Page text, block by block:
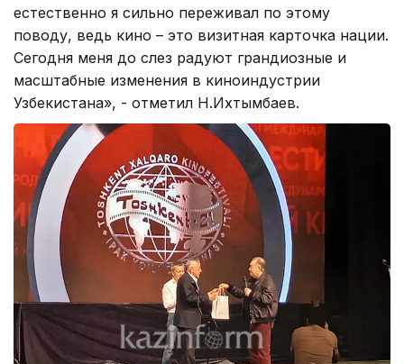
естественно я сильно переживал по этому
поводу, ведь кино – это визитная карточка нации.
Сегодня меня до слез радуют грандиозные и
масштабные изменения в киноиндустрии
Узбекистана», - отметил Н.Ихтымбаев.